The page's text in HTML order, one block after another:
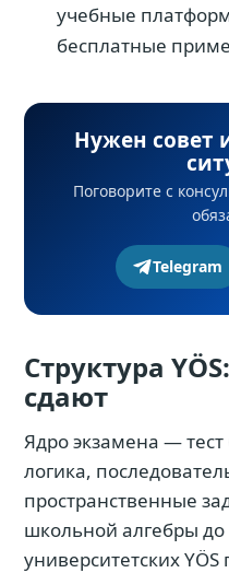
учебные
бесплатные
Нужен совет
Поговорите с
Telegram
Структура
сдают
Ядро экзамена —
логика,
пространственные
школьной алгебры
университетских